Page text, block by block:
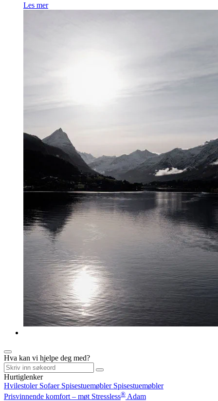
Les mer
Hva kan vi hjelpe deg med?
Hurtiglenker
Hvilestoler Sofaer Spisestuemøbler Spisestuemøbler
Prisvinnende komfort – møt Stressless® Adam